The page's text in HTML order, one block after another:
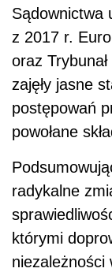
Sądownictwa
z 2017 r.
oraz
zajęły jasne
postępowań
powołane
radykalne
którymi
niezależności